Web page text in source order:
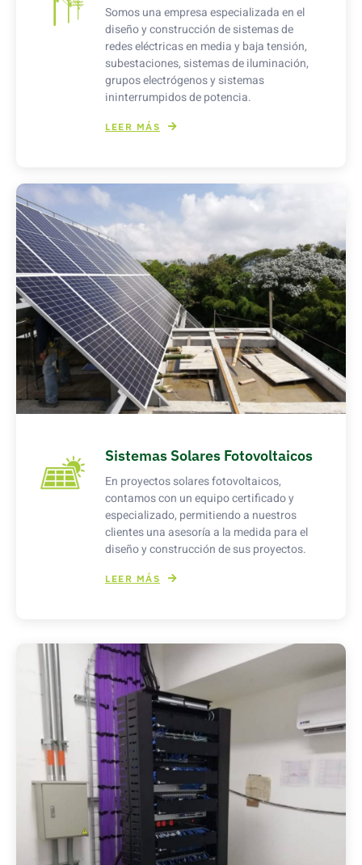
Somos una empresa especializada en el
diseño y construcción de sistemas de
redes eléctricas en media y baja tensión,
subestaciones, sistemas de iluminación,
grupos electrógenos y sistemas
ininterrumpidos de potencia.
LEER MÁS
Sistemas Solares Fotovoltaicos
En proyectos solares fotovoltaicos,
contamos con un equipo certificado y
especializado, permitiendo a nuestros
clientes una asesoría a la medida para el
diseño y construcción de sus proyectos.
LEER MÁS